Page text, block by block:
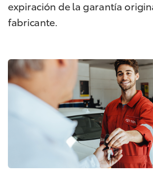
expiración de la garantía
fabricante.